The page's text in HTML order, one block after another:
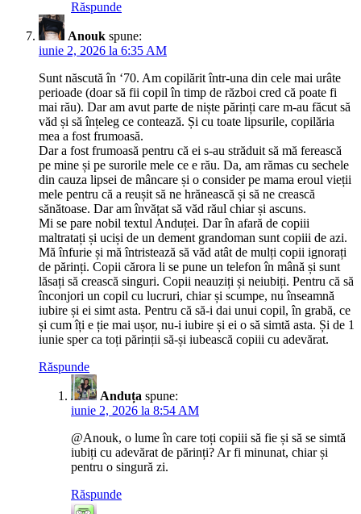
Răspunde
Anouk spune:
iunie 2, 2026 la 6:35 AM
Sunt născută în ‘70. Am copilărit într-una din cele mai urâte
perioade (doar să fii copil în timp de război cred că poate fi
mai rău). Dar am avut parte de niște părinți care m-au făcut să
văd și să înțeleg ce contează. Și cu toate lipsurile, copilăria
mea a fost frumoasă.
Dar a fost frumoasă pentru că ei s-au străduit să mă ferească
pe mine și pe surorile mele ce e rău. Da, am rămas cu sechele
din cauza lipsei de mâncare și o consider pe mama eroul vieții
mele pentru că a reușit să ne hrănească și să ne crească
sănătoase. Dar am învățat să văd răul chiar și ascuns.
Mi se pare nobil textul Anduței. Dar în afară de copiii
maltratați și uciși de un dement grandoman sunt copiii de azi.
Mă înfurie și mă întristează să văd atât de mulți copii ignorați
de părinți. Copii cărora li se pune un telefon în mână și sunt
lăsați să crească singuri. Copii neauziți și neiubiți. Pentru că să
înconjori un copil cu lucruri, chiar și scumpe, nu înseamnă
iubire și ei simt asta. Pentru că să-i dai unui copil, în grabă, ce
și cum îți e ție mai ușor, nu-i iubire și ei o să simtă asta. Și de 1
iunie sper ca toți părinții să-și iubească copiii cu adevărat.
Răspunde
Anduța spune:
iunie 2, 2026 la 8:54 AM
@Anouk, o lume în care toți copiii să fie și să se simtă
iubiți cu adevărat de părinți? Ar fi minunat, chiar și
pentru o singură zi.
Răspunde